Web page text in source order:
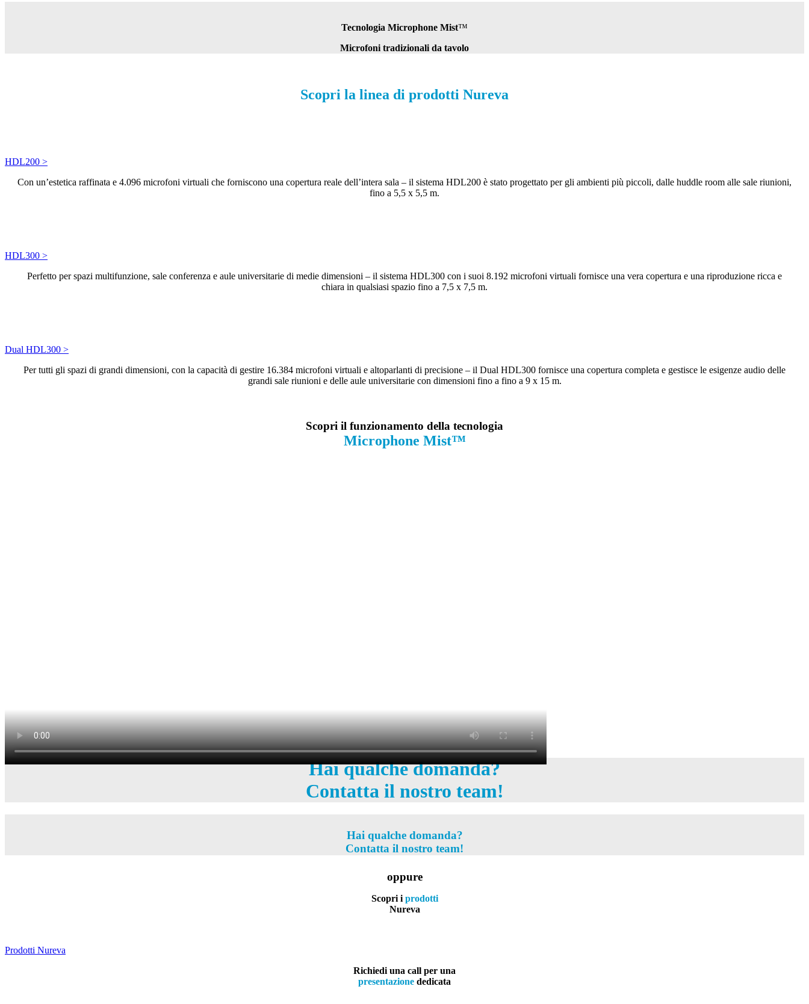
Tecnologia Microphone Mist™
Microfoni tradizionali da tavolo
Scopri la linea di prodotti Nureva
HDL200 >
Con un’estetica raffinata e 4.096 microfoni virtuali che forniscono una copertura reale dell’intera sala – il sistema HDL200 è stato progettato per gli ambienti più piccoli, dalle huddle room alle sale riunioni,
fino a 5,5 x 5,5 m.
HDL300 >
Perfetto per spazi multifunzione, sale conferenza e aule universitarie di medie dimensioni – il sistema HDL300 con i suoi 8.192 microfoni virtuali fornisce una vera copertura e una riproduzione ricca e
chiara in qualsiasi spazio fino a 7,5 x 7,5 m.
Dual HDL300 >
Per tutti gli spazi di grandi dimensioni, con la capacità di gestire 16.384 microfoni virtuali e altoparlanti di precisione – il Dual HDL300 fornisce una copertura completa e gestisce le esigenze audio delle
grandi sale riunioni e delle aule universitarie con dimensioni fino a fino a 9 x 15 m.
Scopri il funzionamento della tecnologia
Microphone Mist™
Hai qualche domanda?
Contatta il nostro team!
Hai qualche domanda?
Contatta il nostro team!
oppure
Scopri i prodotti
Nureva
Prodotti Nureva
Richiedi una call per una
presentazione dedicata